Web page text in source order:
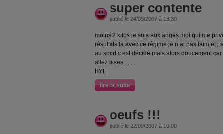
super contente
publié le 24/09/2007 à 13:30
moins 2 kilos je suis aux anges moi qui me
résultats la avec ce régime je n ai pas faim et j
au sport c est décidé mais alors doucement car
allez bises........
BYE
lire la suite
oeufs !!!
publié le 22/09/2007 à 10:00